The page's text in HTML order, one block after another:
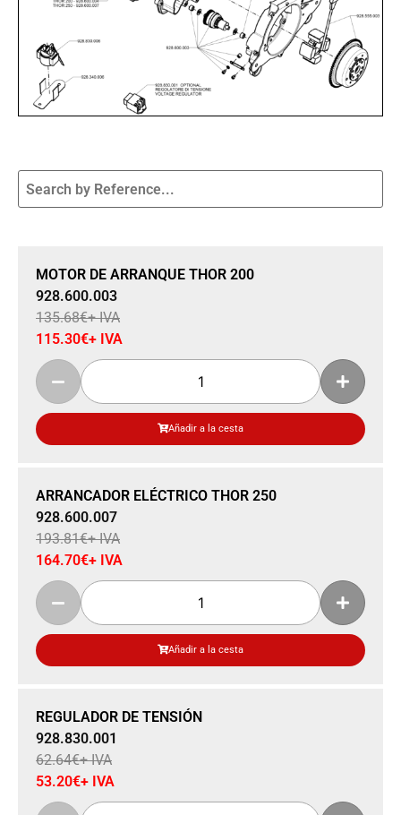
Sale 15% Off
MOTOR DE ARRANQUE THOR 200
928.600.003
135.68€+ IVA
115.30€+ IVA
Añadir a la cesta
Sale 15% Off
ARRANCADOR ELÉCTRICO THOR 250
928.600.007
193.81€+ IVA
164.70€+ IVA
Añadir a la cesta
Sale 15% Off
REGULADOR DE TENSIÓN
928.830.001
62.64€+ IVA
53.20€+ IVA